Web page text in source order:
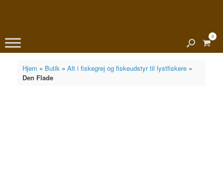
View
0
Hjem » Butik» Alt i fiskegrej og fiskeudstyr til lystfiskere»
Den Flade